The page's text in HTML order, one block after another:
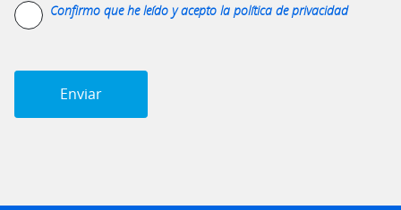
Confirmo que he leído y acepto la política de privacidad